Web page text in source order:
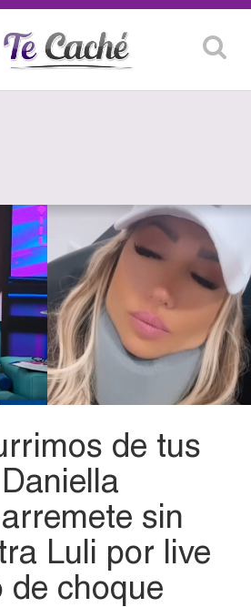
de tus
sin
Luli por live
de choque